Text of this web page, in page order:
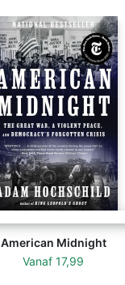
American Midnight
Vanaf 17,99